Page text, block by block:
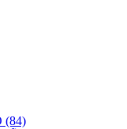
(84)